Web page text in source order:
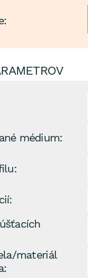
médium:
materiál